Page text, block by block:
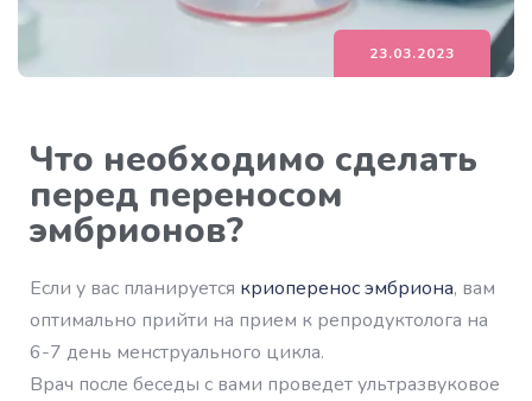
23.03.2023
Что необходимо сделать
перед переносом
эмбрионов?
Если у вас планируется криоперенос эмбриона, вам
оптимально прийти на прием к репродуктолога на
6-7 день менструального цикла.
Врач после беседы с вами проведет ультразвуковое